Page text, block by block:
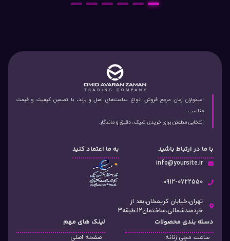
1
2
3
4
5
امیدواران زمان مرجع فروش انواع ساعت‌های اصل و برند، با تضمین کیفیت و قیمت
مناسب.
انتخابی مطمئن برای خریدی شیک، دقیق و ماندگار.
با ما در ارتباط باشید
info@yoursite.ir
۰912-0722550
تهران،خیابان کریمخان،بعد از
خردمندشمالی،ساختمان12،طبقه3
به ما اعتماد کنید
دسته‌ بندی محصولات
ساعت مچی زنانه
لینک های مهم
صفحه اصلی